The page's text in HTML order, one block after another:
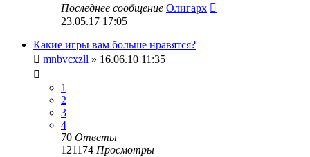
Последнее сообщение Олигарх
23.05.17 17:05
Какие игры вам больше нравятся?
mnbvcxzll » 16.06.10 11:35
1
2
3
4
70 Ответы
121174 Просмотры